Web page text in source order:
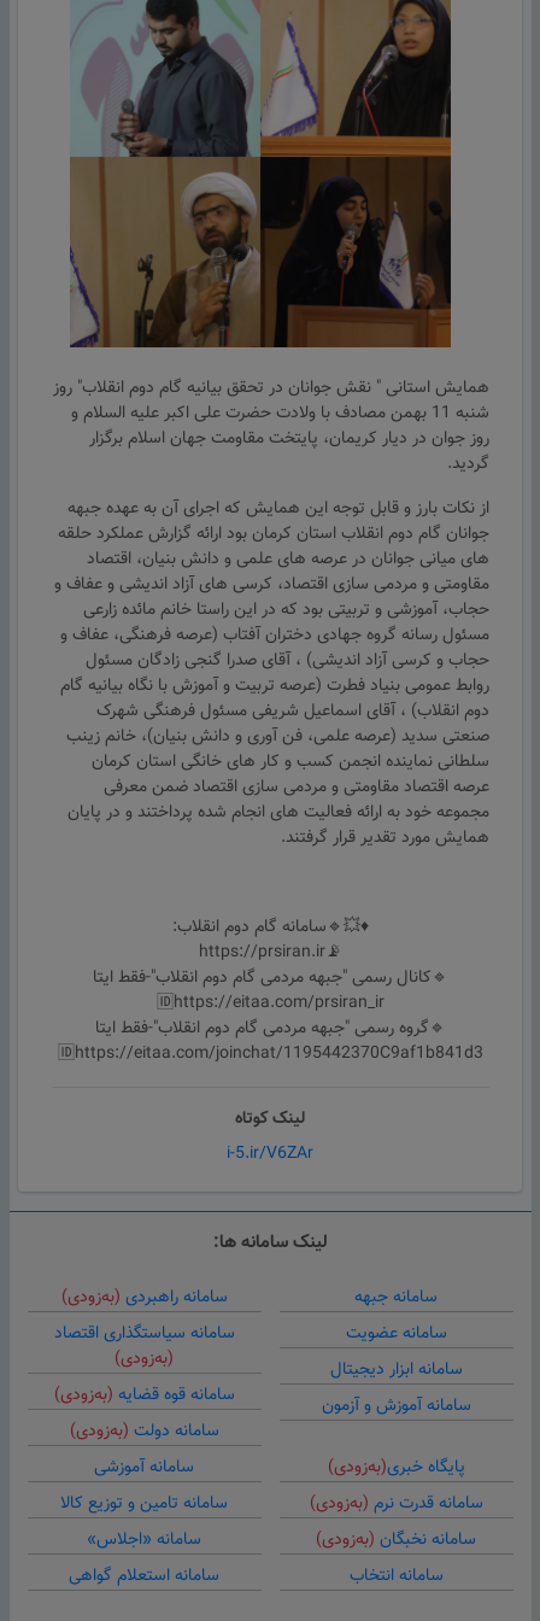
همایش استانی " نقش جوانان در تحقق بیانیه گام دوم انقلاب" روز
شنبه 11 بهمن مصادف با ولادت حضرت علی اکبر علیه السلام و
روز جوان در دیار کریمان، پایتخت مقاومت جهان اسلام برگزار
گردید.
از نکات بارز و قابل توجه این همایش که اجرای آن به عهده جبهه
جوانان گام دوم انقلاب استان کرمان بود ارائه گزارش عملکرد حلقه
های میانی جوانان در عرصه های علمی و دانش بنیان، اقتصاد
مقاومتی و مردمی سازی اقتصاد، کرسی های آزاد اندیشی و عفاف و
حجاب، آموزشی و تربیتی بود که در این راستا خانم مائده زارعی
مسئول رسانه گروه جهادی دختران آفتاب (عرصه فرهنگی، عفاف و
حجاب و کرسی آزاد اندیشی) ، آقای صدرا گنجی زادگان مسئول
روابط عمومی بنیاد فطرت (عرصه تربیت و آموزش با نگاه بیانیه گام
دوم انقلاب) ، آقای اسماعیل شریفی مسئول فرهنگی شهرک
صنعتی سدید (عرصه علمی، فن آوری و دانش بنیان)، خانم زینب
سلطانی نماینده انجمن کسب و کار های خانگی استان کرمان
عرصه اقتصاد مقاومتی و مردمی سازی اقتصاد ضمن معرفی
مجموعه خود به ارائه فعالیت های انجام شده پرداختند و در پایان
همایش مورد تقدیر قرار گرفتند.
♦️💥🔹سامانه گام دوم انقلاب:
📡https://prsiran.ir
🔹کانال رسمی "جبهه مردمی گام دوم انقلاب"-فقط ایتا
🆔https://eitaa.com/prsiran_ir
🔹گروه رسمی "جبهه مردمی گام دوم انقلاب"-فقط ایتا
🆔https://eitaa.com/joinchat/1195442370C9af1b841d3
لینک کوتاه
i-5.ir/V6ZAr
لینک سامانه ها:
سامانه جبهه
سامانه عضویت
سامانه ابزار دیجیتال
سامانه آموزش و آزمون
سامانه راهبردی (به‌زودی)
سامانه سیاستگذاری اقتصاد
(به‌زودی)
سامانه قوه قضایه (به‌زودی)
سامانه دولت (به‌زودی)
پایگاه خبری(به‌زودی)
سامانه قدرت نرم (به‌زودی)
سامانه نخبگان (به‌زودی)
سامانه انتخاب
سامانه آموزشی
سامانه تامین و توزیع کالا
سامانه «اجلاس»
سامانه استعلام گواهی